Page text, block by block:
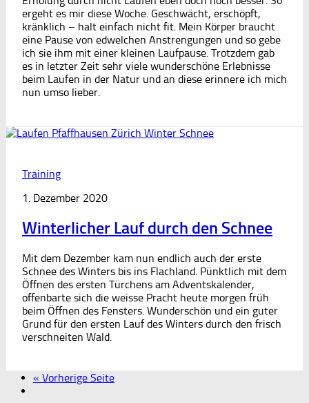
ergeht es mir diese Woche. Geschwächt, erschöpft,
kränklich – halt einfach nicht fit. Mein Körper braucht
eine Pause von edwelchen Anstrengungen und so gebe
ich sie ihm mit einer kleinen Laufpause. Trotzdem gab
es in letzter Zeit sehr viele wunderschöne Erlebnisse
beim Laufen in der Natur und an diese erinnere ich mich
nun umso lieber.
Training
1. Dezember 2020
Winterlicher Lauf durch den Schnee
Mit dem Dezember kam nun endlich auch der erste
Schnee des Winters bis ins Flachland. Pünktlich mit dem
Öffnen des ersten Türchens am Adventskalender,
offenbarte sich die weisse Pracht heute morgen früh
beim Öffnen des Fensters. Wunderschön und ein guter
Grund für den ersten Lauf des Winters durch den frisch
verschneiten Wald.
« Vorherige Seite